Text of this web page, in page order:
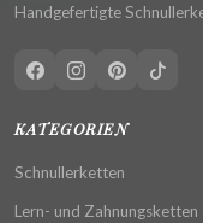
Handgefertigte
KATEGORIEN
Schnullerketten
Lern- und Zahnungsketten